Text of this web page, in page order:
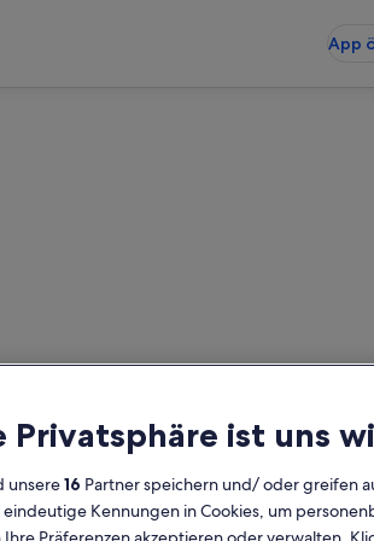
App
Verfügbarkeit zu
Daten
Privatsphäre ist uns
unsere16 Partner speichern und/ oder greifen
eindeutige Kennungen in Cookies, um